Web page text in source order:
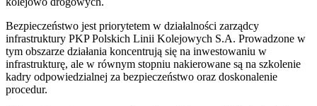
Bezpieczeństwo jest priorytetem w działalności zarządcy
infrastruktury PKP Polskich Linii Kolejowych S.A. Prowadzone w
tym obszarze działania koncentrują się na inwestowaniu w
infrastrukturę, ale w równym stopniu nakierowane są na szkolenie
kadry odpowiedzialnej za bezpieczeństwo oraz doskonalenie
procedur.